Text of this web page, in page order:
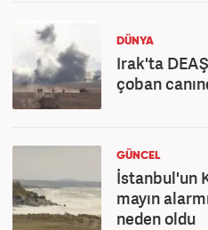
DÜNYA
Irak'ta
çoban
GÜNCEL
İstanbul'un
mayın
neden oldu